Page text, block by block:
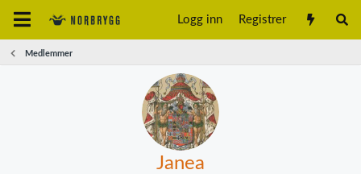
Logg inn Registrer
Medlemmer
Janea